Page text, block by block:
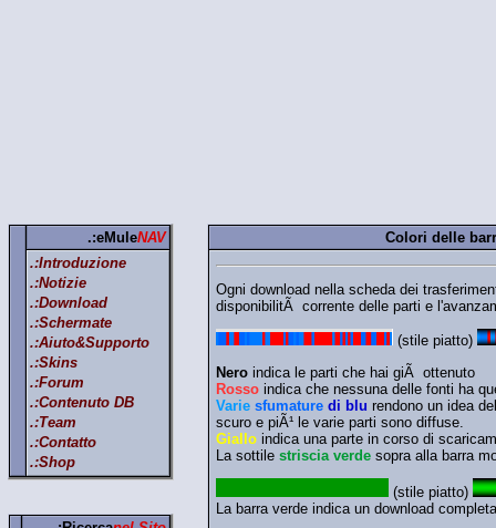
.:eMuleNAV
.:Introduzione
.:Notizie
.:Download
.:Schermate
.:Aiuto&Supporto
.:Skins
.:Forum
.:Contenuto DB
.:Team
.:Contatto
.:Shop
Colori delle
Ogni download nella scheda dei
disponibilitÃ corrente delle parti e
(stile piatto)
Neroindica le parti che hai giÃ ottenuto
Rossoindica che nessuna delle fonti ha
Varie sfumature di blu rendono un idea
scuro e piÃ¹ le varie parti sono diffuse.
Gialloindica una parte in corso di
La sottile striscia verdesopra alla barra
(stile piatto)
La barra verde indica un download